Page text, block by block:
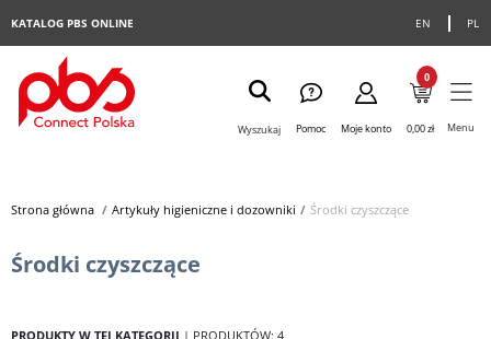
EN PL
KATALOG PBS ONLINE
Wyszukaj Pomoc Moje konto
0
0,00 zł Menu
Strona główna> Artykuły higieniczne i dozowniki> Środki czyszczące
Środki czyszczące
PRODUKTY W TEJ KATEGORII | PRODUKTÓW: 4